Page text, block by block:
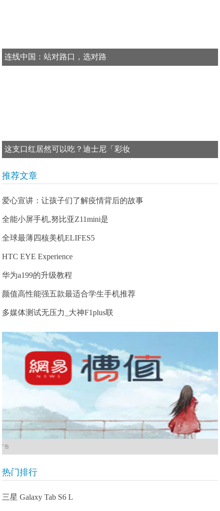
连线中国：站对路口，选对路
这支口红居然可以吃？迪士尼「彩妆
推荐文章
爱心宣讲：让孩子们了解疫情背后的故事
全能小屏手机,努比亚Z11mini是
全球最薄四核美机ELIFES5
HTC EYE Experience
华为a199的升级教程
颜值高性能强五款最适合学生手机推荐
多媒体测试无压力_大神F1plus联
广告
热门排行
三星 Galaxy Tab S6 L